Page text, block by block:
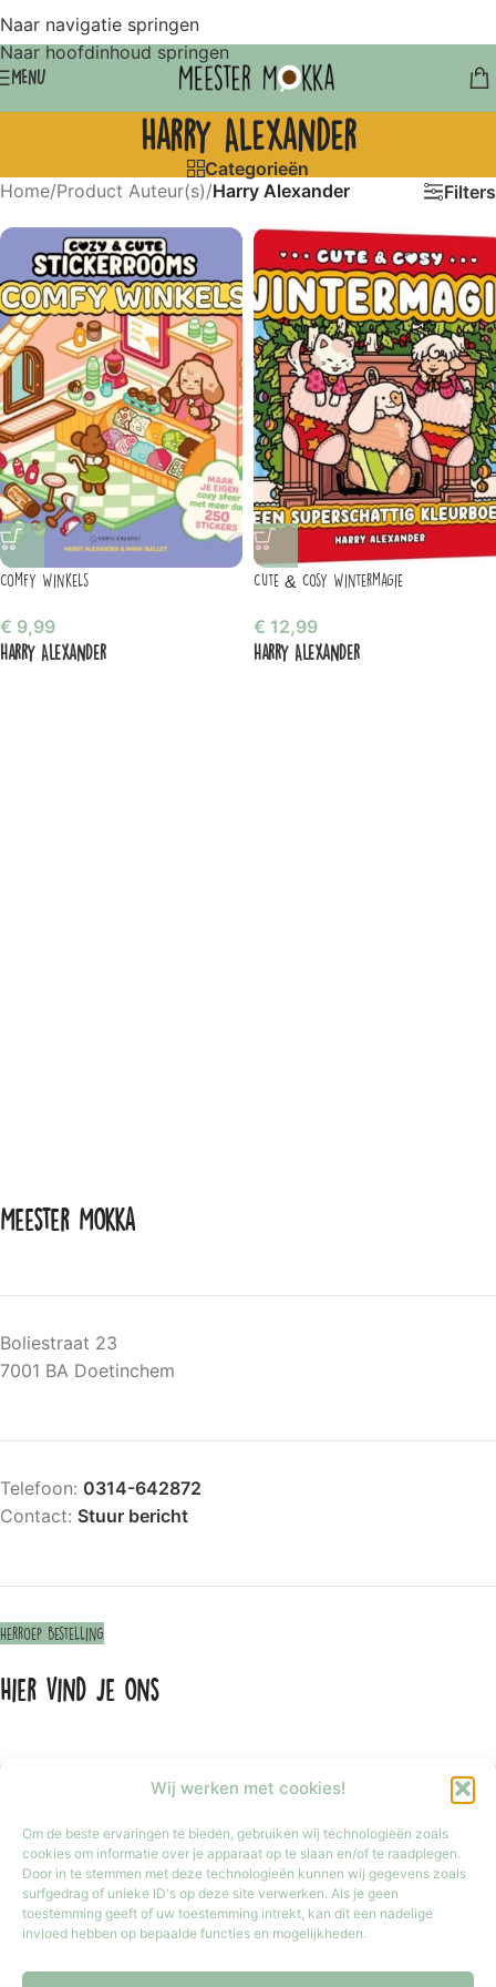
Wij werken met cookies!
Om de beste ervaringen te bieden, gebruiken wij technologieën zoals
cookies om informatie over je apparaat op te slaan en/of te raadplegen.
Door in te stemmen met deze technologieën kunnen wij gegevens zoals
surfgedrag of unieke ID's op deze site verwerken. Als je geen
toestemming geeft of uw toestemming intrekt, kan dit een nadelige
invloed hebben op bepaalde functies en mogelijkheden.
Naar navigatie springen
Naar hoofdinhoud springen
MENU
Harry Alexander
Categorieën
Home/Product Auteur(s)/Harry Alexander Filters
Comfy Winkels
€ 9,99
Harry Alexander
Cute & Cosy Wintermagie
€ 12,99
Harry Alexander
Meester Mokka
Boliestraat 23
7001 BA Doetinchem
Telefoon: 0314-642872
Contact: Stuur bericht
Herroep bestelling
Hier vind je ons